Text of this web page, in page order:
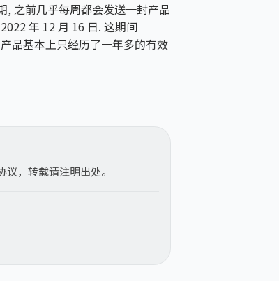
, 之前几乎每周都会发送一封产品
年 12 月 16 日. 这期间
品基本上只经历了一年多的有效
议，转载请注明出处。